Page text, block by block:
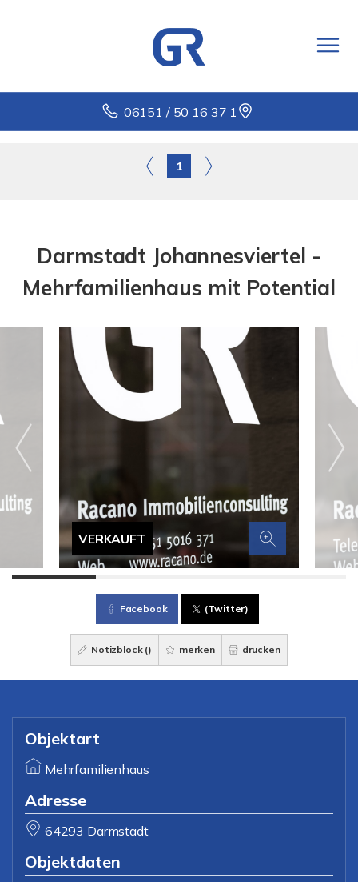
06151 / 50 16 37 1
1
Darmstadt Johannesviertel -
Mehrfamilienhaus mit Potential
VERKAUFT
Facebook (Twitter)
Notizblock () merken drucken
Objektart
Mehrfamilienhaus
Adresse
64293 Darmstadt
Objektdaten